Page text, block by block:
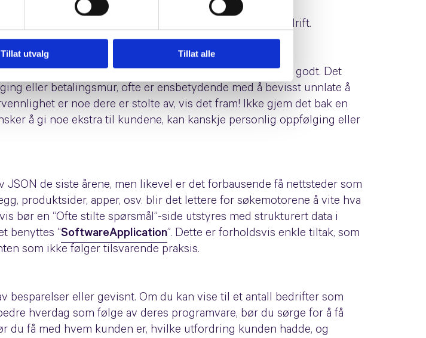
Tillat utvalg Tillat alle
resultater av satsingen. Strategien bør ikke bare ta
på, men også hvordan dere ønsker å fremstå som bedrift.
strategi, og for mange er det noe som fungerer meget godt. Det
eller betalingsmur, ofte er ensbetydende med å bevisst unnlate å
er noe dere er stolte av, vis det fram! Ikke gjem det bak en
å gi noe ekstra til kundene, kan kanskje personlig oppfølging eller
de siste årene, men likevel er det forbausende få nettsteder som
produktsider, apper, osv. blir det lettere for søkemotorene å vite hva
bør en “Ofte stilte spørsmål”-side utstyres med strukturert data i
benyttes “SoftwareApplication”. Dette er forholdsvis enkle tiltak, som
som ikke følger tilsvarende praksis.
besparelser eller gevisnt. Om du kan vise til et antall bedrifter som
hverdag som følge av deres programvare, bør du sørge for å få
du få med hvem kunden er, hvilke utfordring kunden hadde, og